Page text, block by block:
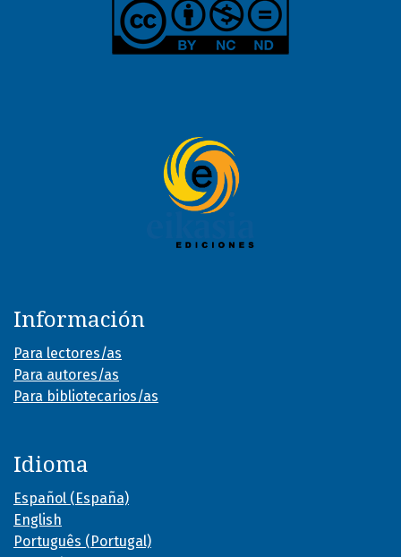
Información
Para lectores/as
Para autores/as
Para bibliotecarios/as
Idioma
Español (España)
English
Português (Portugal)